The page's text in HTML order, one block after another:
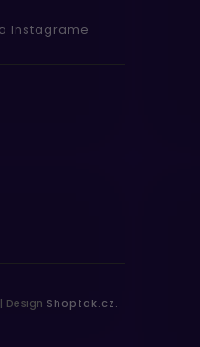
Instagrame
| Design Shoptak.cz.